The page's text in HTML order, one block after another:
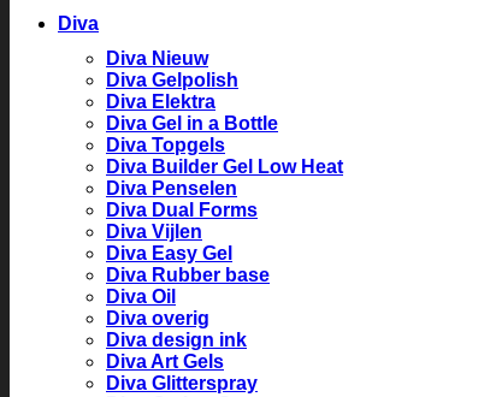
Diva
Diva Nieuw
Diva Gelpolish
Diva Elektra
Diva Gel in a Bottle
Diva Topgels
Diva Builder Gel Low Heat
Diva Penselen
Diva Dual Forms
Diva Vijlen
Diva Easy Gel
Diva Rubber base
Diva Oil
Diva overig
Diva design ink
Diva Art Gels
Diva Glitterspray